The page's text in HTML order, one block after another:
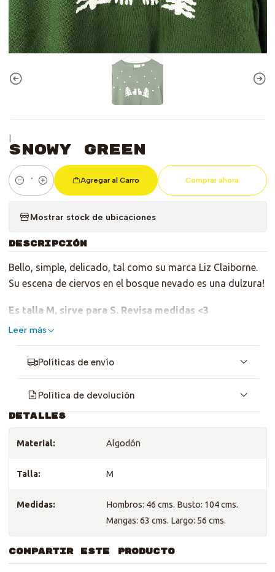
|
Snowy Green
Cantidad
Agregar al Carro Comprar ahora
Mostrar stock de ubicaciones
DESCRIPCIÓN
Bello, simple, delicado, tal como su marca Liz Claiborne.
Su escena de ciervos en el bosque nevado es una dulzura!
Es talla M, sirve para S. Revisa medidas <3
Leer más
Políticas de envío
Política de devolución
DETALLES
Material: Algodón
Talla: M
Medidas:
Hombros: 46 cms. Busto: 104 cms.
Mangas: 63 cms. Largo: 56 cms.
COMPARTIR ESTE PRODUCTO